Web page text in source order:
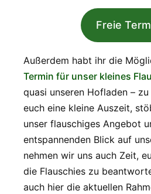
Freie
Außerdem habt ihr die
Termin für unser kleines
quasi unseren Hofladen –
euch eine kleine Auszeit,
unser flauschiges Angebot
entspannenden Blick auf
nehmen wir uns auch Zeit,
die Flauschies zu
auch hier die aktuellen